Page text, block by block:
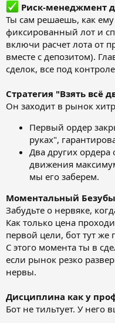
Риск-менеджмент
Ты сам решаешь, как
фиксированный лот и
включи расчет лота от
вместе с депозитом).
сделок, все под
Стратегия "Взять всё
Он заходит в рынок
Первый ордер
руках",
Два других
движения
мы его заберем.
Моментальный
Забудьте о нервяке,
Как только цена
первой цели, бот тут же
С этого момента ты в
если рынок резко
нервы.
Дисциплина как у
Бот не тильтует. У него